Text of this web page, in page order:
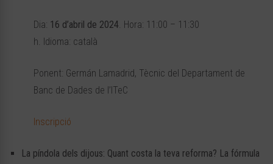
Dia: 16 d’abril de 2024. Hora: 11:00 – 11:30
h. Idioma: català
Ponent: Germán Lamadrid, Tècnic del Departament de
Banc de Dades de l’ITeC
Inscripció
La píndola dels dijous: Quant costa la teva reforma? La fórmula